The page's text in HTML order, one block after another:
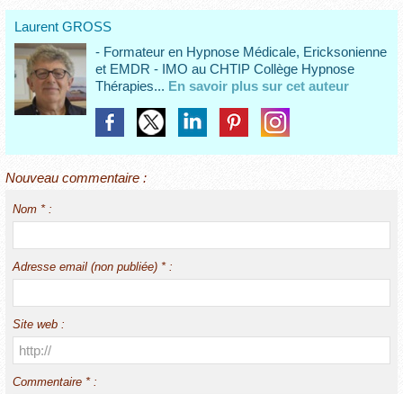
Laurent GROSS
- Formateur en Hypnose Médicale, Ericksonienne
et EMDR - IMO au CHTIP Collège Hypnose
Thérapies... En savoir plus sur cet auteur
Nouveau commentaire :
Nom * :
Adresse email (non publiée) * :
Site web :
Commentaire * :